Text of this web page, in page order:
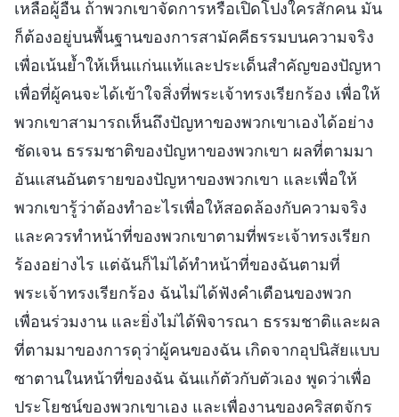
เหลือผู้อื่น ถ้าพวกเขาจัดการหรือเปิดโปงใครสักคน มัน
ก็ต้องอยู่บนพื้นฐานของการสามัคคีธรรมบนความจริง
เพื่อเน้นย้ำให้เห็นแก่นแท้และประเด็นสำคัญของปัญหา
เพื่อที่ผู้คนจะได้เข้าใจสิ่งที่พระเจ้าทรงเรียกร้อง เพื่อให้
พวกเขาสามารถเห็นถึงปัญหาของพวกเขาเองได้อย่าง
ชัดเจน ธรรมชาติของปัญหาของพวกเขา ผลที่ตามมา
อันแสนอันตรายของปัญหาของพวกเขา และเพื่อให้
พวกเขารู้ว่าต้องทำอะไรเพื่อให้สอดล้องกับความจริง
และควรทำหน้าที่ของพวกเขาตามที่พระเจ้าทรงเรียก
ร้องอย่างไร แต่ฉันก็ไม่ได้ทำหน้าที่ของฉันตามที่
พระเจ้าทรงเรียกร้อง ฉันไม่ได้ฟังคำเตือนของพวก
เพื่อนร่วมงาน และยิ่งไม่ได้พิจารณา ธรรมชาติและผล
ที่ตามมาของการดุว่าผู้คนของฉัน เกิดจากอุปนิสัยแบบ
ซาตานในหน้าที่ของฉัน ฉันแก้ตัวกับตัวเอง พูดว่าเพื่อ
ประโยชน์ของพวกเขาเอง และเพื่องานของคริสตจักร